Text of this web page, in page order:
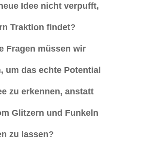
Idee nicht verpufft,
Traktion findet?
Fragen müssen wir
um das echte Potential
zu erkennen, anstatt
Glitzern und Funkeln
zu lassen?